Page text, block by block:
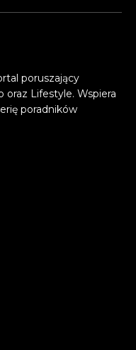
poruszający
Lifestyle. Wspiera
poradników